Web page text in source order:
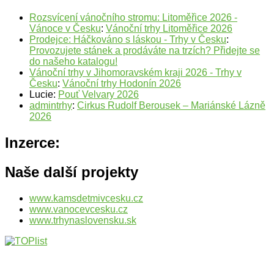
Rozsvícení vánočního stromu: Litoměřice 2026 -
Vánoce v Česku: Vánoční trhy Litoměřice 2026
Prodejce: Háčkováno s láskou - Trhy v Česku:
Provozujete stánek a prodáváte na trzích? Přidejte se
do našeho katalogu!
Vánoční trhy v Jihomoravském kraji 2026 - Trhy v
Česku: Vánoční trhy Hodonín 2026
Lucie: Pouť Velvary 2026
admintrhy: Cirkus Rudolf Berousek – Mariánské Lázně
2026
Inzerce:
Naše další projekty
www.kamsdetmivcesku.cz
www.vanocevcesku.cz
www.trhynaslovensku.sk